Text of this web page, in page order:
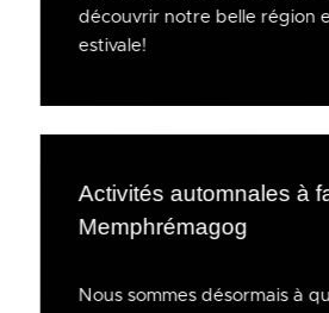
découvrir notre belle région
estivale!
Activités automnales à
Memphrémagog
Nous sommes désormais à